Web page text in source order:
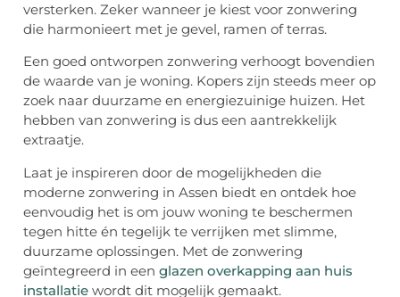
versterken. Zeker wanneer je kiest voor zonwering
die harmonieert met je gevel, ramen of terras.
Een goed ontworpen zonwering verhoogt bovendien
de waarde van je woning. Kopers zijn steeds meer op
zoek naar duurzame en energiezuinige huizen. Het
hebben van zonwering is dus een aantrekkelijk
extraatje.
Laat je inspireren door de mogelijkheden die
moderne zonwering in Assen biedt en ontdek hoe
eenvoudig het is om jouw woning te beschermen
tegen hitte én tegelijk te verrijken met slimme,
duurzame oplossingen. Met de zonwering
geïntegreerd in een glazen overkapping aan huis
installatie wordt dit mogelijk gemaakt.